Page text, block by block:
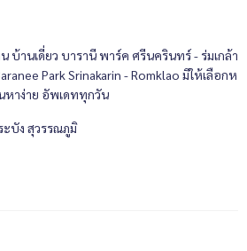
บ้านเดี่ยว บารานี พาร์ค ศรีนครินทร์ - ร่มเกล้า
Park Srinakarin - Romklao มีให้เลือกห
หาง่าย อัพเดททุกวัน
ะบัง สุวรรณภูมิ